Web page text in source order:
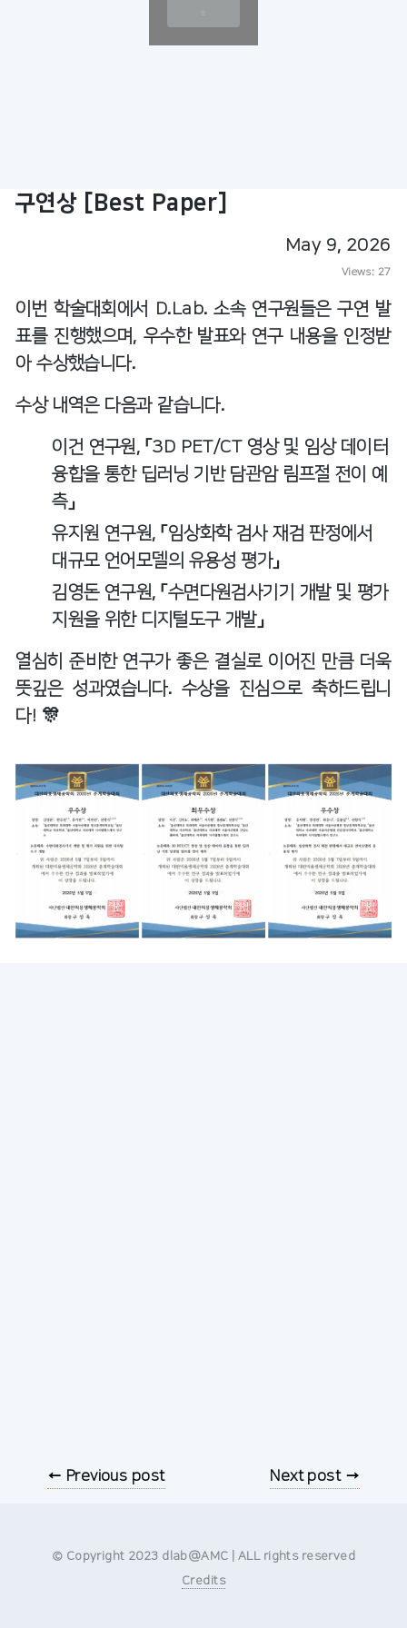
구연상 [Best Paper]
May 9, 2026
Views: 27
이번 학술대회에서 D.Lab. 소속 연구원들은 구연 발
표를 진행했으며, 우수한 발표와 연구 내용을 인정받
아 수상했습니다.
수상 내역은 다음과 같습니다.
이건 연구원, 「3D PET/CT 영상 및 임상 데이터
융합을 통한 딥러닝 기반 담관암 림프절 전이 예
측」
유지원 연구원, 「임상화학 검사 재검 판정에서
대규모 언어모델의 유용성 평가」
김영돈 연구원, 「수면다원검사기기 개발 및 평가
지원을 위한 디지털도구 개발」
열심히 준비한 연구가 좋은 결실로 이어진 만큼 더욱
뜻깊은 성과였습니다. 수상을 진심으로 축하드립니
다! 🎊
← Previous post Next post →
© Copyright 2023 dlab@AMC | ALL rights reserved
Credits